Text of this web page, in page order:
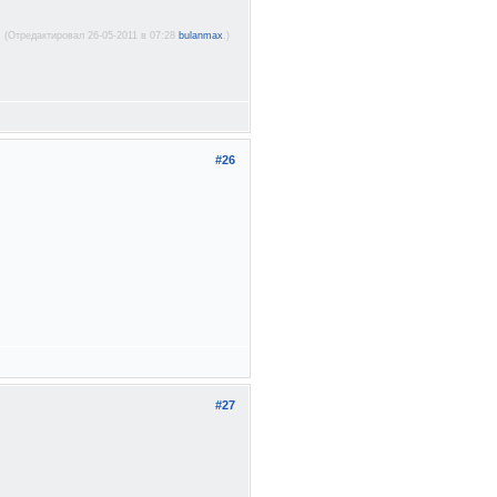
(Отредактировал 26-05-2011 в 07:28 bulanmax.)
#26
#27